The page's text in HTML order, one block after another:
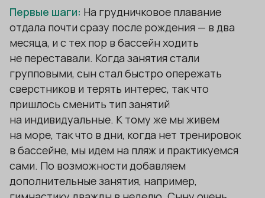
Первые шаги: На грудничковое плавание
отдала почти сразу после рождения — в два
месяца, и с тех пор в бассейн ходить
не переставали. Когда занятия стали
групповыми, сын стал быстро опережать
сверстников и терять интерес, так что
пришлось сменить тип занятий
на индивидуальные. К тому же мы живем
на море, так что в дни, когда нет тренировок
в бассейне, мы идем на пляж и практикуемся
сами. По возможности добавляем
дополнительные занятия, например,